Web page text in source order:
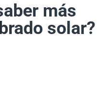
más
solar?